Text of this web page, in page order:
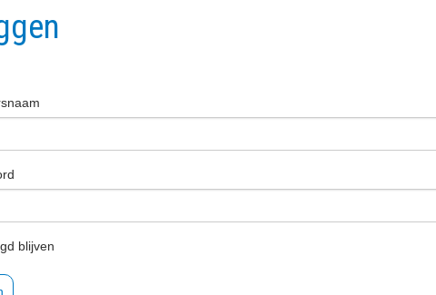
blijven